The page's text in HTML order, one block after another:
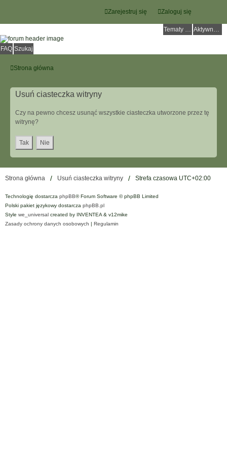
Zaloguj się
Zarejestruj się
Tematy bez odpowiedzi Aktywne tematy
FAQ Szukaj
Strona główna
Usuń ciasteczka witryny
Czy na pewno chcesz usunąć wszystkie ciasteczka utworzone przez tę
witrynę?
Strona główna Usuń ciasteczka witryny Strefa czasowa UTC+02:00
Technologię dostarcza phpBB® Forum Software © phpBB Limited
Polski pakiet językowy dostarcza phpBB.pl
Style we_universal created by INVENTEA & v12mike
Zasady ochrony danych osobowych | Regulamin